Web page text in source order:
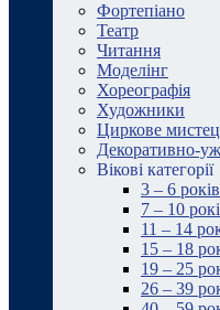
Фортепіано
Театр
Читання
Моделінг
Хореографія
Художники
Циркове
Декоративно-
Вікові категорії
3 – 6 років
7 – 10
11 – 14
15 – 18
19 – 25
26 – 39